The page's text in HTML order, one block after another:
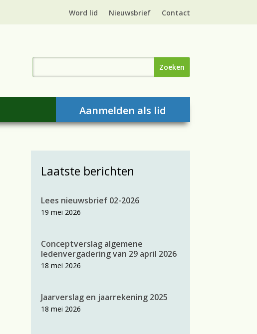
Word lid Nieuwsbrief Contact
Aanmelden als lid
Laatste berichten
Lees nieuwsbrief 02-2026
19 mei 2026
Conceptverslag algemene
ledenvergadering van 29 april 2026
18 mei 2026
Jaarverslag en jaarrekening 2025
18 mei 2026